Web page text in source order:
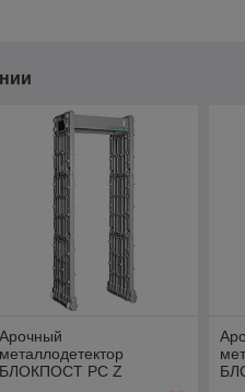
Арочный
металлодетектор
БЛОКПОСТ РС Z